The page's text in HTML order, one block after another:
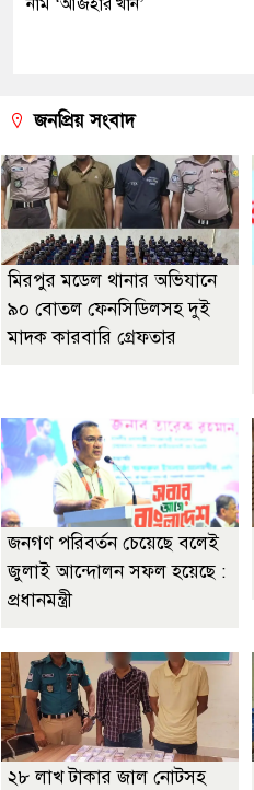
জনপ্রিয় সংবাদ
মিরপুর মডেল থানার অভিযানে
৯০ বোতল ফেনসিডিলসহ দুই
মাদক কারবারি গ্রেফতার
জনগণ পরিবর্তন চেয়েছে বলেই
জুলাই আন্দোলন সফল হয়েছে :
প্রধানমন্ত্রী
২৮ লাখ টাকার জাল নোটসহ